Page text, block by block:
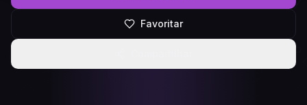
Favoritar